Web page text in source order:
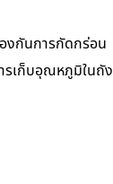
งกันการกัดกร่อน
รเก็บอุณหภูมิในถัง